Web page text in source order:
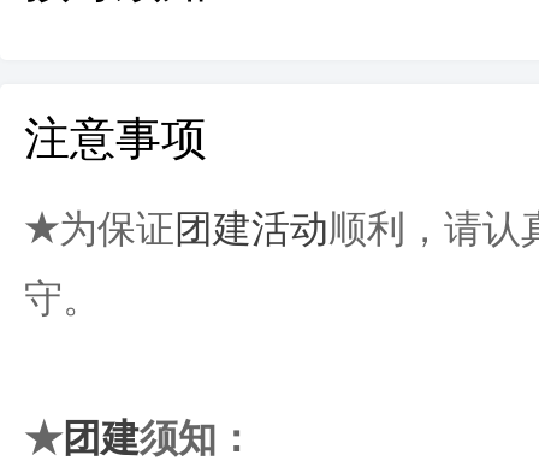
注意事项
★为保证团建活动顺利，请认
守。
★团建须知：